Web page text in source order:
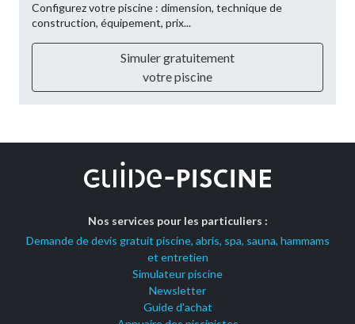
Configurez votre piscine : dimension, technique de
construction, équipement, prix...
Simuler gratuitement
votre piscine
Nos services pour les particuliers :
Demande de devis gratuit piscine, abris, spa, sauna, hammams
et entretien
Simulateur piscine
Newsletter
Guide d'achat